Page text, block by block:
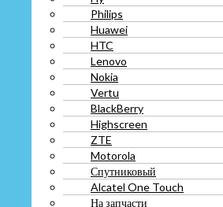
Philips
Huawei
HTC
Lenovo
Nokia
Vertu
BlackBerry
Highscreen
ZTE
Motorola
Спутниковый
Alcatel One Touch
На запчасти
На
Ноутбук